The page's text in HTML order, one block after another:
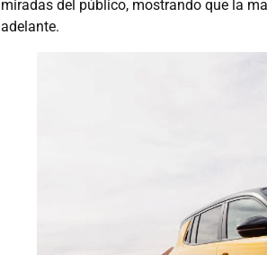
miradas del público, mostrando que la
adelante.